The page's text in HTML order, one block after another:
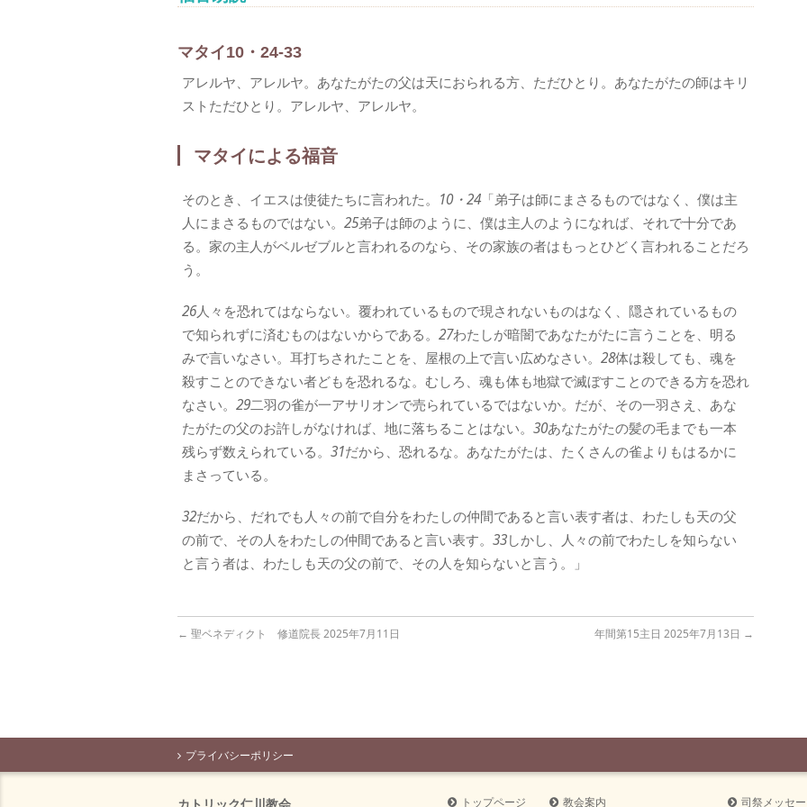
マタイ10・24-33
アレルヤ、アレルヤ。あなたがたの父は天におられる方、ただひとり。あなたがたの師はキリ
ストただひとり。アレルヤ、アレルヤ。
マタイによる福音
そのとき、イエスは使徒たちに言われた。 10・24 「弟子は師にまさるものではなく、僕は主
人にまさるものではない。 25弟子は師のように、僕は主人のようになれば、それで十分であ
る。家の主人がベルゼブルと言われるのなら、その家族の者はもっとひどく言われることだろ
う。
26人々を恐れてはならない。覆われているもので現されないものはなく、隠されているもの
で知られずに済むものはないからである。 27わたしが暗闇であなたがたに言うことを、明る
みで言いなさい。耳打ちされたことを、屋根の上で言い広めなさい。 28体は殺しても、魂を
殺すことのできない者どもを恐れるな。むしろ、魂も体も地獄で滅ぼすことのできる方を恐れ
なさい。 29二羽の雀が一アサリオンで売られているではないか。だが、その一羽さえ、あな
たがたの父のお許しがなければ、地に落ちることはない。 30あなたがたの髪の毛までも一本
残らず数えられている。 31だから、恐れるな。あなたがたは、たくさんの雀よりもはるかに
まさっている。
32だから、だれでも人々の前で自分をわたしの仲間であると言い表す者は、わたしも天の父
の前で、その人をわたしの仲間であると言い表す。 33しかし、人々の前でわたしを知らない
と言う者は、わたしも天の父の前で、その人を知らないと言う。」
← 聖ベネディクト 修道院長 2025年7月11日 年間第15主日 2025年7月13日 →
プライバシーポリシー
トップページ 教会案内 司祭メッセ